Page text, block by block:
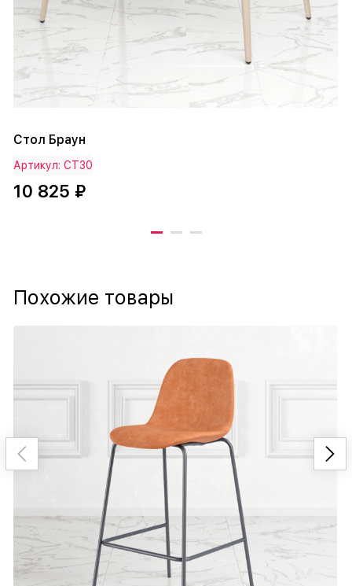
Стол Браун
Артикул: СТ30
10 825 ₽
Похожие товары